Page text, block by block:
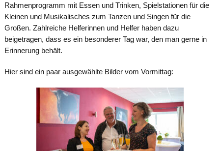
Rahmenprogramm mit Essen und Trinken, Spielstationen für die
Kleinen und Musikalisches zum Tanzen und Singen für die
Großen. Zahlreiche Helferinnen und Helfer haben dazu
beigetragen, dass es ein besonderer Tag war, den man gerne in
Erinnerung behält.
Hier sind ein paar ausgewählte Bilder vom Vormittag: